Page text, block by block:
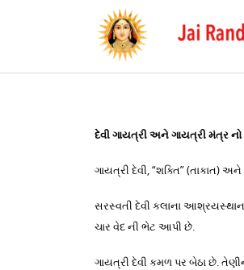
દેવી ગાયત્રી અને ગાયત્રી મંત્ર નો
ગાયત્રી દેવી, “શક્તિ” (તાકાત)
સરસ્વતી દેવી કલાના
ચાર વેદ ની ભેટ આપી છે.
ગાયત્રી દેવી કમળ પર બેઠા છે.